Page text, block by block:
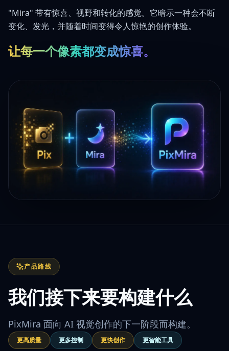
"Mira" 带有惊喜、视野和转化的感觉。它暗示一种会不断
变化、发光，并随着时间变得令人惊艳的创作体验。
让每一个像素都变成惊喜。
产品路线
我们接下来要构建什么
PixMira 面向 AI 视觉创作的下一阶段而构建。
更高质量 更多控制 更快创作 更智能工具